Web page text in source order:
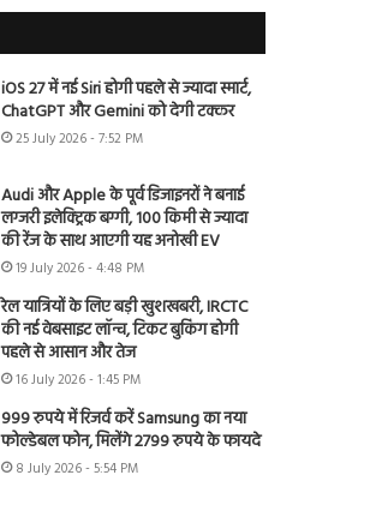
iOS 27 में नई Siri होगी पहले से ज्यादा स्मार्ट,
ChatGPT और Gemini को देगी टक्कर
25 July 2026 - 7:52 PM
Audi और Apple के पूर्व डिजाइनरों ने बनाई
लग्जरी इलेक्ट्रिक बग्गी, 100 किमी से ज्यादा
की रेंज के साथ आएगी यह अनोखी EV
19 July 2026 - 4:48 PM
रेल यात्रियों के लिए बड़ी खुशखबरी, IRCTC
की नई वेबसाइट लॉन्च, टिकट बुकिंग होगी
पहले से आसान और तेज
16 July 2026 - 1:45 PM
999 रुपये में रिजर्व करें Samsung का नया
फोल्डेबल फोन, मिलेंगे 2799 रुपये के फायदे
8 July 2026 - 5:54 PM